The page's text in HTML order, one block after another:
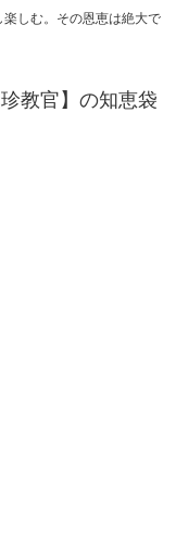
しむ。その恩恵は絶大で
教官】の知恵袋